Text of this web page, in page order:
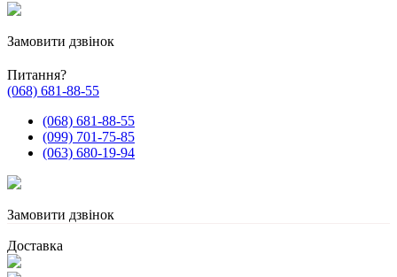
Замовити дзвінок
Питання?
(068) 681-88-55
(068) 681-88-55
(099) 701-75-85
(063) 680-19-94
Замовити дзвінок
Доставка